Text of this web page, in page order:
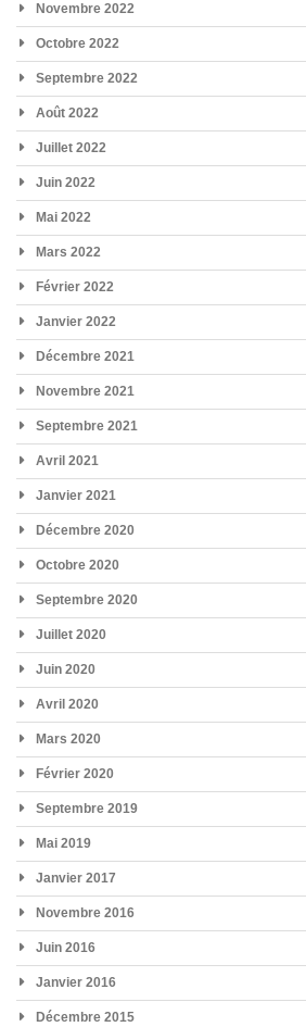
Novembre 2022
Octobre 2022
Septembre 2022
Août 2022
Juillet 2022
Juin 2022
Mai 2022
Mars 2022
Février 2022
Janvier 2022
Décembre 2021
Novembre 2021
Septembre 2021
Avril 2021
Janvier 2021
Décembre 2020
Octobre 2020
Septembre 2020
Juillet 2020
Juin 2020
Avril 2020
Mars 2020
Février 2020
Septembre 2019
Mai 2019
Janvier 2017
Novembre 2016
Juin 2016
Janvier 2016
Décembre 2015